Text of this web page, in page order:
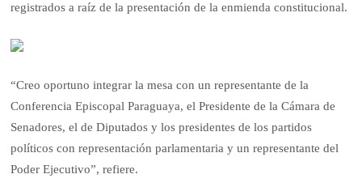
registrados a raíz de la presentación de la enmienda constitucional.
“Creo oportuno integrar la mesa con un representante de la
Conferencia Episcopal Paraguaya, el Presidente de la Cámara de
Senadores, el de Diputados y los presidentes de los partidos
políticos con representación parlamentaria y un representante del
Poder Ejecutivo”, refiere.